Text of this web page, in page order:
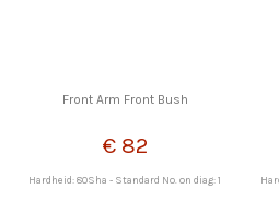
Front Arm Front Bush
€ 82
Hardheid: 80Sha - Standard No. on diag: 1